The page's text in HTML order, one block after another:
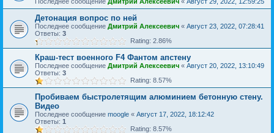
Детонация вопрос по ней
Последнее сообщение Дмитрий Алексеевич « Август 23, 2022, 07:28:41
Ответы: 3
Rating: 2.86%
Краш-тест военного F4 Фантом апстену
Последнее сообщение Дмитрий Алексеевич « Август 20, 2022, 13:10:49
Ответы: 3
Rating: 8.57%
Пробиваем быстролетящим алюминием бетонную стену.
Видео
Последнее сообщение moogle « Август 17, 2022, 18:12:42
Ответы: 1
Rating: 8.57%